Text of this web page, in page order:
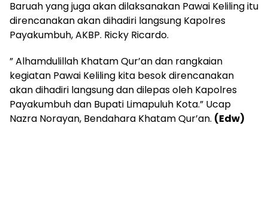
Baruah yang juga akan dilaksanakan Pawai Keliling itu
direncanakan akan dihadiri langsung Kapolres
Payakumbuh, AKBP. Ricky Ricardo.
” Alhamdulillah Khatam Qur’an dan rangkaian
kegiatan Pawai Keliling kita besok direncanakan
akan dihadiri langsung dan dilepas oleh Kapolres
Payakumbuh dan Bupati Limapuluh Kota.” Ucap
Nazra Norayan, Bendahara Khatam Qur’an. (Edw)